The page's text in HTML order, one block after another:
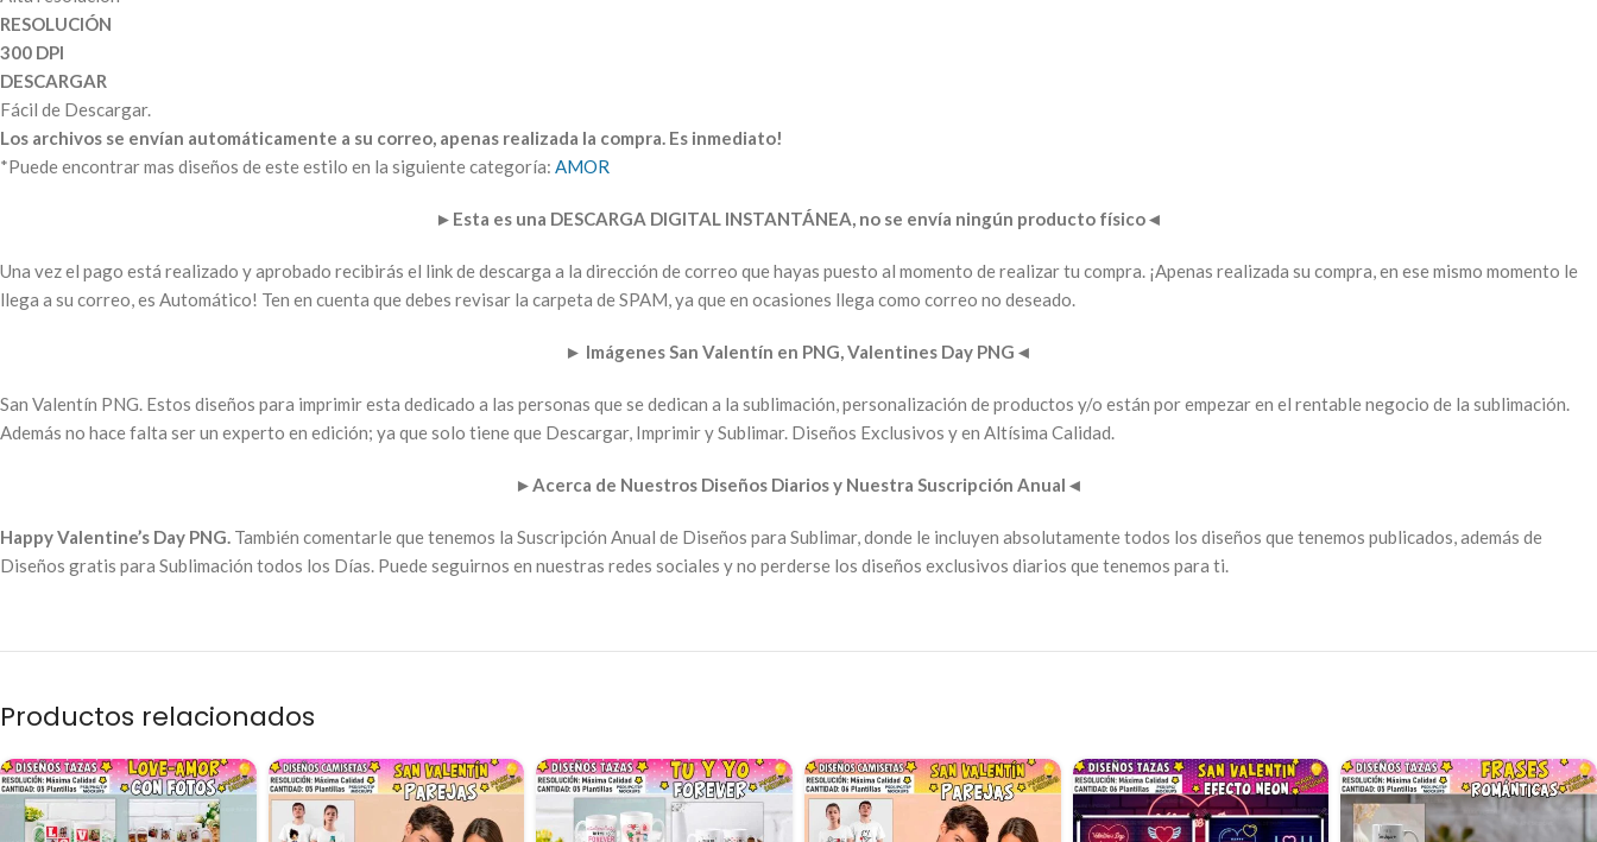
RESOLUCIÓN
300 DPI
DESCARGAR
Fácil de Descargar.
Los archivos se envían automáticamente a su correo, apenas realizada la compra. Es inmediato!
*Puede encontrar mas diseños de este estilo en la siguiente categoría: AMOR
► Esta es una DESCARGA DIGITAL INSTANTÁNEA, no se envía ningún producto físico◄
Una vez el pago está realizado y aprobado recibirás el link de descarga a la dirección de correo que hayas puesto al momento de realizar tu compra. ¡Apenas realizada su compra, en ese mismo momento le
llega a su correo, es Automático! Ten en cuenta que debes revisar la carpeta de SPAM, ya que en ocasiones llega como correo no deseado.
► Imágenes San Valentín en PNG, Valentines Day PNG ◄
San Valentín PNG. Estos diseños para imprimir esta dedicado a las personas que se dedican a la sublimación, personalización de productos y/o están por empezar en el rentable negocio de la sublimación.
Además no hace falta ser un experto en edición; ya que solo tiene que Descargar, Imprimir y Sublimar. Diseños Exclusivos y en Altísima Calidad.
►Acerca de Nuestros Diseños Diarios y Nuestra Suscripción Anual ◄
Happy Valentine’s Day PNG. También comentarle que tenemos la Suscripción Anual de Diseños para Sublimar, donde le incluyen absolutamente todos los diseños que tenemos publicados, además de
Diseños gratis para Sublimación todos los Días. Puede seguirnos en nuestras redes sociales y no perderse los diseños exclusivos diarios que tenemos para ti.
Productos relacionados